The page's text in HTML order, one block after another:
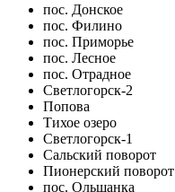
пос. Донское
пос. Филино
пос. Приморье
пос. Лесное
пос. Отрадное
Светлогорск-2
Попова
Тихое озеро
Светлогорск-1
Сальский поворот
Пионерский поворот
пос. Ольшанка